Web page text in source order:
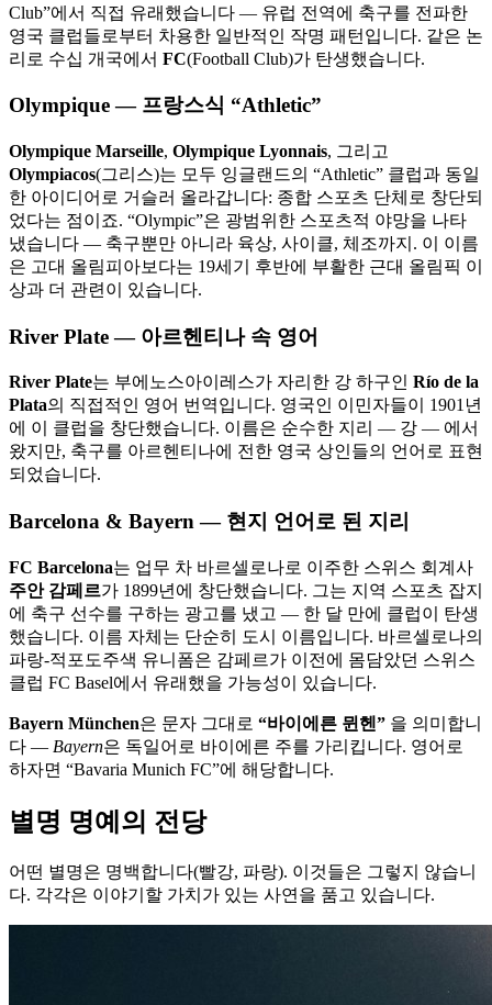
Club”에서 직접 유래했습니다 — 유럽 전역에 축구를 전파한
영국 클럽들로부터 차용한 일반적인 작명 패턴입니다. 같은 논
리로 수십 개국에서 FC(Football Club)가 탄생했습니다.
Olympique — 프랑스식 “Athletic”
Olympique Marseille, Olympique Lyonnais, 그리고
Olympiacos(그리스)는 모두 잉글랜드의 “Athletic” 클럽과 동일
한 아이디어로 거슬러 올라갑니다: 종합 스포츠 단체로 창단되
었다는 점이죠. “Olympic”은 광범위한 스포츠적 야망을 나타
냈습니다 — 축구뿐만 아니라 육상, 사이클, 체조까지. 이 이름
은 고대 올림피아보다는 19세기 후반에 부활한 근대 올림픽 이
상과 더 관련이 있습니다.
River Plate — 아르헨티나 속 영어
River Plate는 부에노스아이레스가 자리한 강 하구인 Río de la
Plata의 직접적인 영어 번역입니다. 영국인 이민자들이 1901년
에 이 클럽을 창단했습니다. 이름은 순수한 지리 — 강 — 에서
왔지만, 축구를 아르헨티나에 전한 영국 상인들의 언어로 표현
되었습니다.
Barcelona & Bayern — 현지 언어로 된 지리
FC Barcelona는 업무 차 바르셀로나로 이주한 스위스 회계사
주안 감페르가 1899년에 창단했습니다. 그는 지역 스포츠 잡지
에 축구 선수를 구하는 광고를 냈고 — 한 달 만에 클럽이 탄생
했습니다. 이름 자체는 단순히 도시 이름입니다. 바르셀로나의
파랑-적포도주색 유니폼은 감페르가 이전에 몸담았던 스위스
클럽 FC Basel에서 유래했을 가능성이 있습니다.
Bayern München은 문자 그대로 “바이에른 뮌헨” 을 의미합니
다 — Bayern은 독일어로 바이에른 주를 가리킵니다. 영어로
하자면 “Bavaria Munich FC”에 해당합니다.
별명 명예의 전당
어떤 별명은 명백합니다(빨강, 파랑). 이것들은 그렇지 않습니
다. 각각은 이야기할 가치가 있는 사연을 품고 있습니다.